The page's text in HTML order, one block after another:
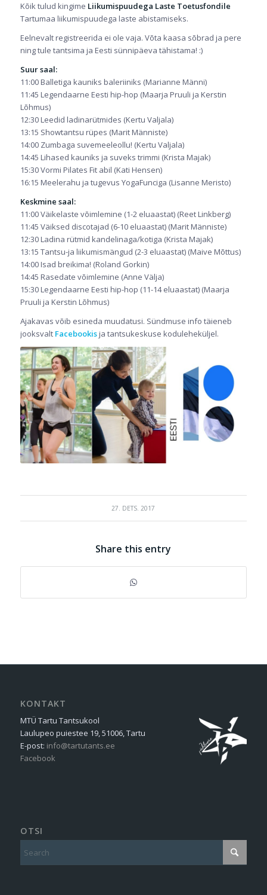
Kõik tulud kingime Liikumispuudega Laste Toetusfondile
Tartumaa liikumispuudega laste abistamiseks.
Eelnevalt registreerida ei ole vaja. Võta kaasa sõbrad ja pere
ning tule tantsima ja Eesti sünnipäeva tähistama! :)
Suur saal:
11:00 Balletiga kauniks baleriiniks (Marianne Männi)
11:45 Legendaarne Eesti hip-hop (Maarja Pruuli ja Kerstin
Lõhmus)
12:30 Leedid ladinarütmides (Kertu Valjala)
13:15 Showtantsu rüpes (Marit Männiste)
14:00 Zumbaga suvemeeleollu! (Kertu Valjala)
14:45 Lihased kauniks ja suveks trimmi (Krista Majak)
15:30 Vormi Pilates Fit abil (Kati Hensen)
16:15 Meelerahu ja tugevus YogaFunciga (Lisanne Meristo)
Keskmine saal:
11:00 Väikelaste võimlemine (1-2 eluaastat) (Reet Linkberg)
11:45 Väiksed discotajad (6-10 eluaastat) (Marit Männiste)
12:30 Ladina rütmid kandelinaga/kotiga (Krista Majak)
13:15 Tantsu-ja liikumismängud (2-3 eluaastat) (Maive Mõttus)
14:00 Isad breikima! (Roland Gorkin)
14:45 Rasedate võimlemine (Anne Välja)
15:30 Legendaarne Eesti hip-hop (11-14 eluaastat) (Maarja
Pruuli ja Kerstin Lõhmus)
Ajakavas võib esineda muudatusi. Sündmuse info täieneb
jooksvalt Facebookisja tantsukeskuse koduleheküljel.
27. DETS. 2017
Share this entry
KONTAKT
MTÜ Tartu Tantsukool
Laulupeo puiestee 19, 51006, Tartu
E-post: info@tartutants.ee
Facebook
OTSI